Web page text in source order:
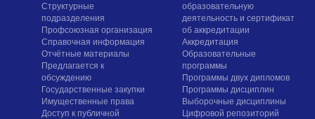
Структурные
подразделения
Профсоюзная организация
Справочная информация
Отчётные материалы
Предлагается к
обсуждению
Государственные закупки
Имущественные права
Доступ к публичной
образовательную
деятельность и сертификат
об аккредитации
Аккредитация
Образовательные
программы
Программы двух дипломов
Программы дисциплин
Выборочные дисциплины
Цифровой репозиторий